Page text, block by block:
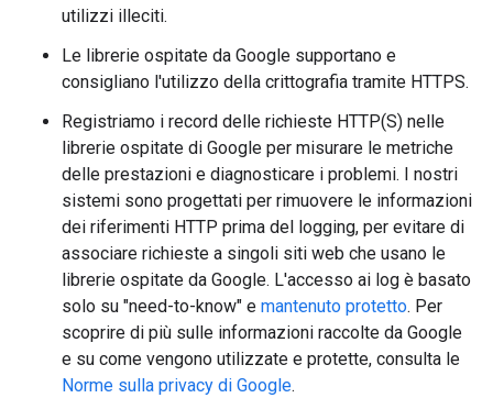
utilizzi illeciti.
Le librerie ospitate da Google supportano e
consigliano l'utilizzo della crittografia tramite HTTPS.
Registriamo i record delle richieste HTTP(S) nelle
librerie ospitate di Google per misurare le metriche
delle prestazioni e diagnosticare i problemi. I nostri
sistemi sono progettati per rimuovere le informazioni
dei riferimenti HTTP prima del logging, per evitare di
associare richieste a singoli siti web che usano le
librerie ospitate da Google. L'accesso ai log è basato
solo su "need-to-know" e mantenuto protetto. Per
scoprire di più sulle informazioni raccolte da Google
e su come vengono utilizzate e protette, consulta le
Norme sulla privacy di Google.